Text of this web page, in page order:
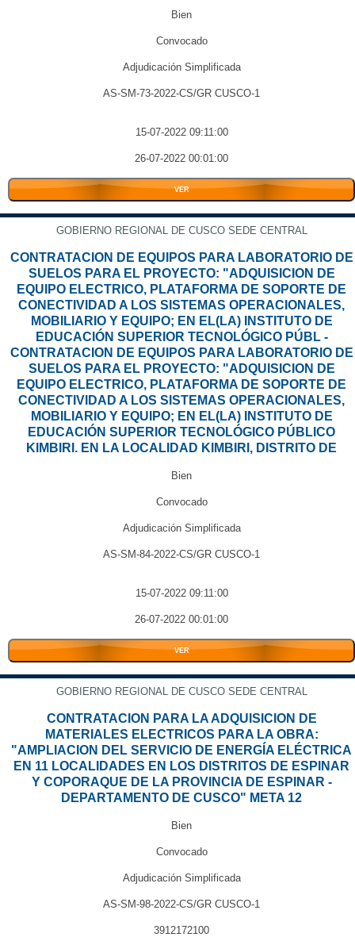
Bien
Convocado
Adjudicación Simplificada
AS-SM-73-2022-CS/GR CUSCO-1
15-07-2022 09:11:00
26-07-2022 00:01:00
VER
GOBIERNO REGIONAL DE CUSCO SEDE CENTRAL
CONTRATACION DE EQUIPOS PARA LABORATORIO DE
SUELOS PARA EL PROYECTO: "ADQUISICION DE
EQUIPO ELECTRICO, PLATAFORMA DE SOPORTE DE
CONECTIVIDAD A LOS SISTEMAS OPERACIONALES,
MOBILIARIO Y EQUIPO; EN EL(LA) INSTITUTO DE
EDUCACIÓN SUPERIOR TECNOLÓGICO PÚBL -
CONTRATACION DE EQUIPOS PARA LABORATORIO DE
SUELOS PARA EL PROYECTO: "ADQUISICION DE
EQUIPO ELECTRICO, PLATAFORMA DE SOPORTE DE
CONECTIVIDAD A LOS SISTEMAS OPERACIONALES,
MOBILIARIO Y EQUIPO; EN EL(LA) INSTITUTO DE
EDUCACIÓN SUPERIOR TECNOLÓGICO PÚBLICO
KIMBIRI. EN LA LOCALIDAD KIMBIRI, DISTRITO DE
Bien
Convocado
Adjudicación Simplificada
AS-SM-84-2022-CS/GR CUSCO-1
15-07-2022 09:11:00
26-07-2022 00:01:00
VER
GOBIERNO REGIONAL DE CUSCO SEDE CENTRAL
CONTRATACION PARA LA ADQUISICION DE
MATERIALES ELECTRICOS PARA LA OBRA:
"AMPLIACION DEL SERVICIO DE ENERGÍA ELÉCTRICA
EN 11 LOCALIDADES EN LOS DISTRITOS DE ESPINAR
Y COPORAQUE DE LA PROVINCIA DE ESPINAR -
DEPARTAMENTO DE CUSCO" META 12
Bien
Convocado
Adjudicación Simplificada
AS-SM-98-2022-CS/GR CUSCO-1
3912172100